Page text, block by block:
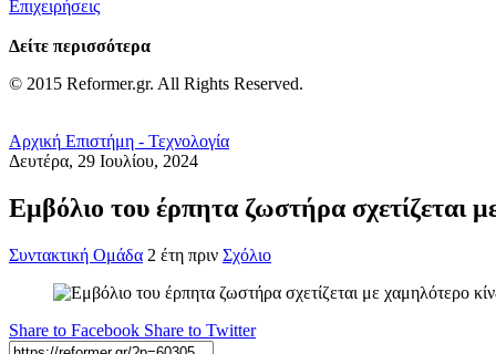
Επιχειρήσεις
Δείτε περισσότερα
© 2015 Reformer.gr. All Rights Reserved.
Αρχική Επιστήμη - Τεχνολογία
Δευτέρα, 29 Ιουλίου, 2024
Εμβόλιο του έρπητα ζωστήρα σχετίζεται
Συντακτική Ομάδα 2 έτη πριν Σχόλιο
Share to Facebook Share to Twitter